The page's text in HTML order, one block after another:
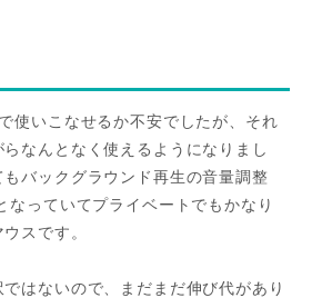
使いこなせるか不安でしたが、それ
なんとなく使えるようになりまし
バックグラウンド再生の音量調整
なっていてプライベートでもかなり
スです。
はないので、まだまだ伸び代があり